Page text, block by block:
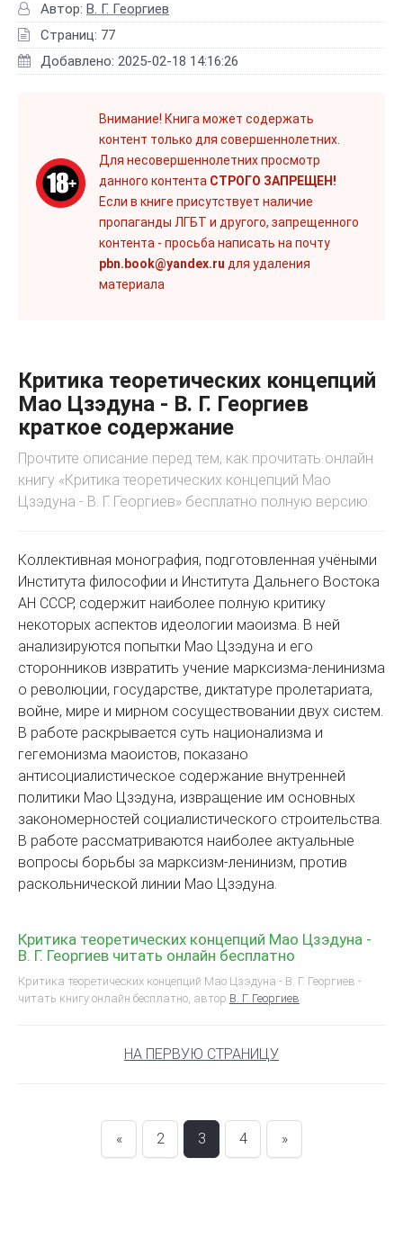
Автор: В. Г. Георгиев
Страниц: 77
Добавлено: 2025-02-18 14:16:26
Внимание! Книга может содержать
контент только для совершеннолетних.
Для несовершеннолетних просмотр
данного контента СТРОГО ЗАПРЕЩЕН!
Если в книге присутствует наличие
пропаганды ЛГБТ и другого, запрещенного
контента - просьба написать на почту
pbn.book@yandex.ru для удаления
материала
Критика теоретических концепций
Мао Цзэдуна - В. Г. Георгиев
краткое содержание
Прочтите описание перед тем, как прочитать онлайн
книгу «Критика теоретических концепций Мао
Цзэдуна - В. Г. Георгиев» бесплатно полную версию:
Коллективная монография, подготовленная учёными
Института философии и Института Дальнего Востока
АН СССР, содержит наиболее полную критику
некоторых аспектов идеологии маоизма. В ней
анализируются попытки Мао Цзэдуна и его
сторонников извратить учение марксизма-ленинизма
о революции, государстве, диктатуре пролетариата,
войне, мире и мирном сосуществовании двух систем.
В работе раскрывается суть национализма и
гегемонизма маоистов, показано
антисоциалистическое содержание внутренней
политики Мао Цзэдуна, извращение им основных
закономерностей социалистического строительства.
В работе рассматриваются наиболее актуальные
вопросы борьбы за марксизм-ленинизм, против
раскольнической линии Мао Цзэдуна.
Критика теоретических концепций Мао Цзэдуна -
В. Г. Георгиев читать онлайн бесплатно
Критика теоретических концепций Мао Цзэдуна - В. Г. Георгиев -
читать книгу онлайн бесплатно, автор В. Г. Георгиев
НА ПЕРВУЮ СТРАНИЦУ
« 2 3 4 »